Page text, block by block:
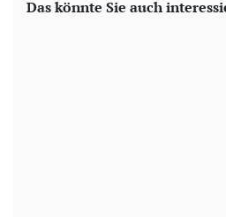
Das könnte Sie auch